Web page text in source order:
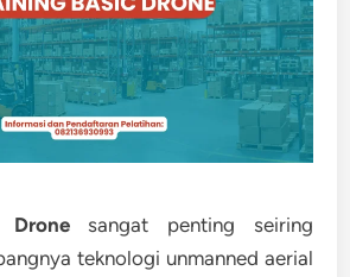
Dronesangat penting seiring
teknologi unmanned aerial